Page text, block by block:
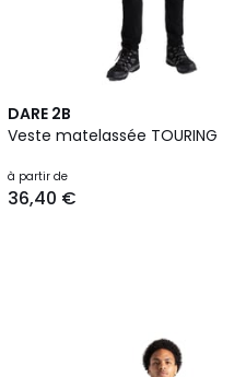
DARE 2B
Veste matelassée TOURING
à partir de
36,40 €
2
Couleurs